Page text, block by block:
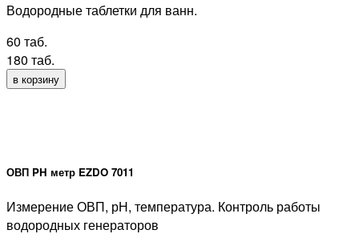
Водородные таблетки для ванн.
60 таб.
180 таб.
в корзину
ОВП PH метр EZDO 7011
Измерение ОВП, рН, температура. Контроль работы
водородных генераторов